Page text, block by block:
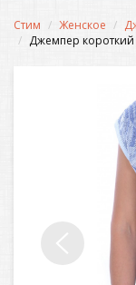
Стим Женское
Джемпер короткий